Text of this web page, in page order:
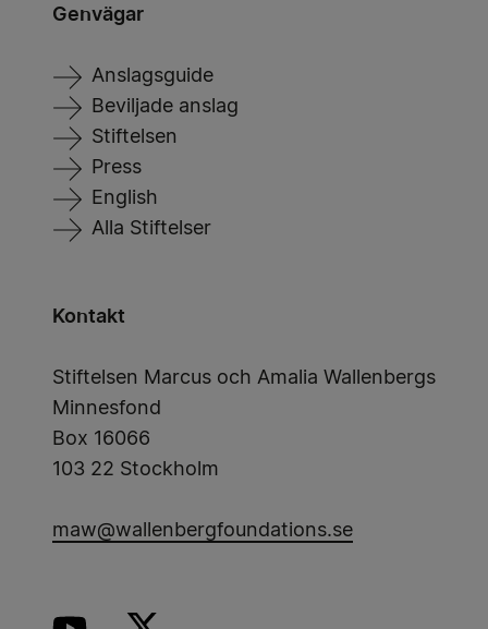
Genvägar
Anslagsguide
Beviljade anslag
Stiftelsen
Press
English
Alla Stiftelser
Kontakt
Stiftelsen Marcus och Amalia Wallenbergs
Minnesfond
Box 16066
103 22 Stockholm
maw@wallenbergfoundations.se